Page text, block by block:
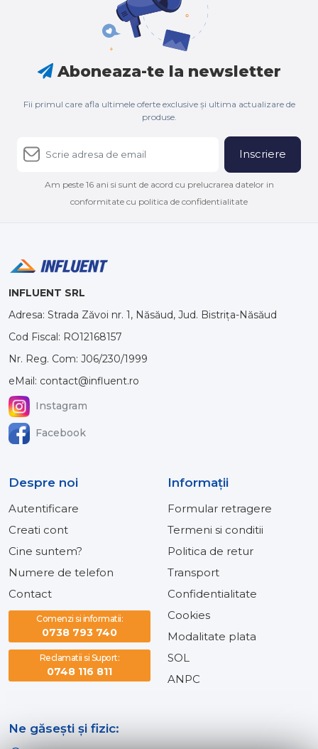
Aboneaza-te la newsletter
Fii primul care afla ultimele oferte exclusive și ultima actualizare de
produse.
Inscriere
Am peste 16 ani si sunt de acord cu prelucrarea datelor in
conformitate cu politica de confidentialitate
INFLUENT SRL
Adresa: Strada Zăvoi nr. 1, Năsăud, Jud. Bistrița-Năsăud
Cod Fiscal: RO12168157
Nr. Reg. Com: J06/230/1999
eMail: contact@influent.ro
Instagram
Facebook
Despre noi
Autentificare
Creati cont
Cine suntem?
Numere de telefon
Contact
Comenzi si informatii:
0738 793 740
Reclamatii si Suport:
0748 116 811
Informaţii
Formular retragere
Termeni si conditii
Politica de retur
Transport
Confidentialitate
Cookies
Modalitate plata
SOL
ANPC
Ne găsești și fizic: